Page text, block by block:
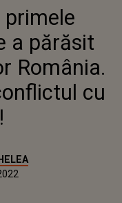
DUPĂ CE A
CE SPUNE
CU
primele
a părăsit
România.
cu